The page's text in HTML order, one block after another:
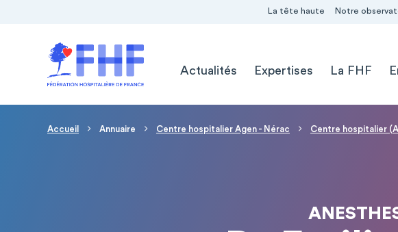
La tête haute Notre
Actualités
Expertises La FHF
Fil d'Ariane
Accueil Annuaire Centre hospitalier Agen - Nérac Centre hospitalier